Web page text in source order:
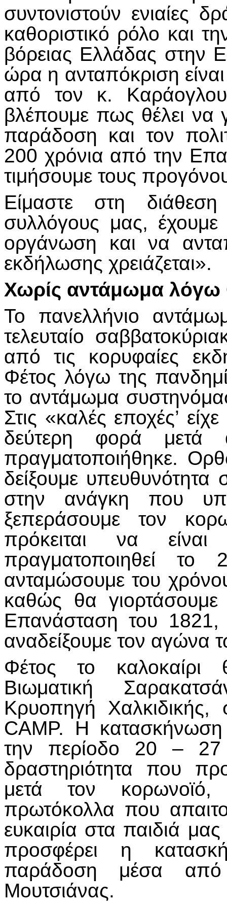
συντονιστούν ενιαίες
καθοριστικό ρόλο και
βόρειας Ελλάδας στην
ώρα η ανταπόκριση
από τον κ.
βλέπουμε πως θέλει να
παράδοση και τον
200 χρόνια από την
τιμήσουμε τους
Είμαστε στη
συλλόγους μας, έχουμε
οργάνωση και να
εκδήλωσης χρειάζεται».
Χωρίς αντάμωμα λόγω
Το πανελλήνιο
τελευταίο
από τις κορυφαίες
Φέτος λόγω της
το αντάμωμα
Στις «καλές εποχές’
δεύτερη φορά μετά
πραγματοποιήθηκε.
δείξουμε υπευθυνότητα
στην ανάγκη που
ξεπεράσουμε τον
πρόκειται να
πραγματοποιηθεί
ανταμώσουμε του
καθώς θα
Επανάσταση του 1821,
αναδείξουμε τον αγώνα
Φέτος το καλοκαίρι
Βιωματική
Κρυοπηγή
CAMP. Η κατασκήνωση
την περίοδο 20 – 27
δραστηριότητα που
μετά τον κορωνοϊό,
πρωτόκολλα που
ευκαιρία στα παιδιά
προσφέρει η
παράδοση μέσα
Μουτσιάνας.